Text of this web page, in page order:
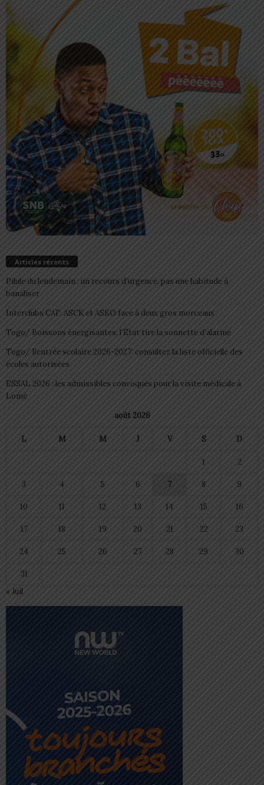
Articles récents
Pilule du lendemain : un recours d’urgence, pas une habitude à
banaliser
Interclubs CAF: ASCK et ASKO face à deux gros morceaux
Togo/ Boissons énergisantes: l’État tire la sonnette d’alarme
Togo/ Rentrée scolaire 2026-2027: consultez la liste officielle des
écoles autorisées
ESSAL 2026 : les admissibles convoqués pour la visite médicale à
Lomé
août 2026
L M M J V S D
1 2
3 4 5 6 7 8 9
10 11 12 13 14 15 16
17 18 19 20 21 22 23
24 25 26 27 28 29 30
31
« Juil